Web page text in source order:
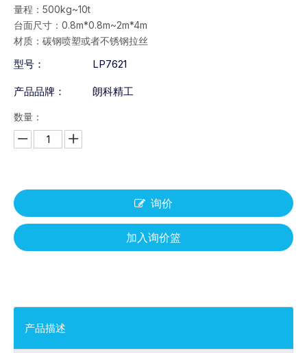
量程：500kg~10t
台面尺寸：0.8m*0.8m~2m*4m
材质：碳钢喷塑或者不锈钢拉丝
型号： LP7621
产品品牌： 朗科精工
数量：
询价
加入询价篮
产品描述